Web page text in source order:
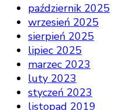
październik 2025
wrzesień 2025
sierpień 2025
lipiec 2025
marzec 2023
luty 2023
styczeń 2023
listopad 2019